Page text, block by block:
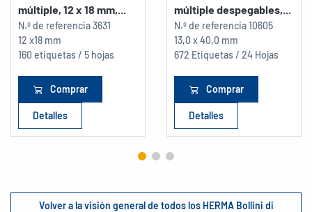
múltiple, 12 x 18 mm,...
N.º de referencia3631
12 x18 mm
160 etiquetas / 5 hojas
Comprar
Detalles
múltiple despegables,...
N.º de referencia10605
13,0 x 40,0 mm
672 Etiquetas / 24 Hojas
Comprar
Detalles
Volver a la visión general de todos los HERMA Bollini di